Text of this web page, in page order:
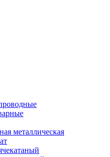
металлическая